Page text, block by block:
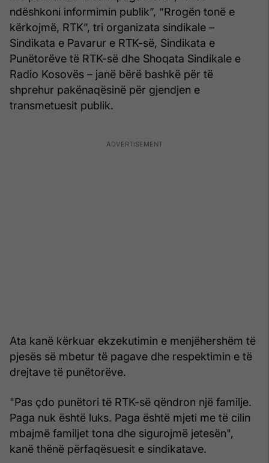
ndëshkoni informimin publik”, “Rrogën tonë e
kërkojmë, RTK”, tri organizata sindikale –
Sindikata e Pavarur e RTK-së, Sindikata e
Punëtorëve të RTK-së dhe Shoqata Sindikale e
Radio Kosovës – janë bërë bashkë për të
shprehur pakënaqësinë për gjendjen e
transmetuesit publik.
Ata kanë kërkuar ekzekutimin e menjëhershëm të
pjesës së mbetur të pagave dhe respektimin e të
drejtave të punëtorëve.
"Pas çdo punëtori të RTK-së qëndron një familje.
Paga nuk është luks. Paga është mjeti me të cilin
mbajmë familjet tona dhe sigurojmë jetesën",
kanë thënë përfaqësuesit e sindikatave.